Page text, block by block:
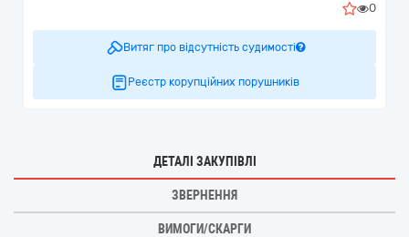
0
Витяг про відсутність судимості
Реєстр корупційних порушників
ДЕТАЛІ ЗАКУПІВЛІ
ЗВЕРНЕННЯ
ВИМОГИ/СКАРГИ